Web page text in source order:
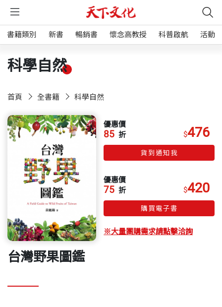
書籍類別 新書 暢銷書 懷念高教授 科普啟航 活動
科學自然
首頁 全書籍 科學自然
優惠價
85 折 $476
貨到通知我
優惠價
75 折 $420
購買電子書
※大量團購需求請點擊洽詢
台灣野果圖鑑